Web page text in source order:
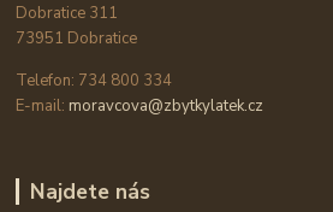
Dobratice 311
73951 Dobratice
Telefon: 734 800 334
E-mail: moravcova@zbytkylatek.cz
Najdete nás